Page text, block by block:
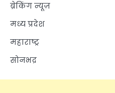
ब्रेकिंग न्यूज़
मध्य प्रदेश
महाराष्ट्र
सोनभद्र